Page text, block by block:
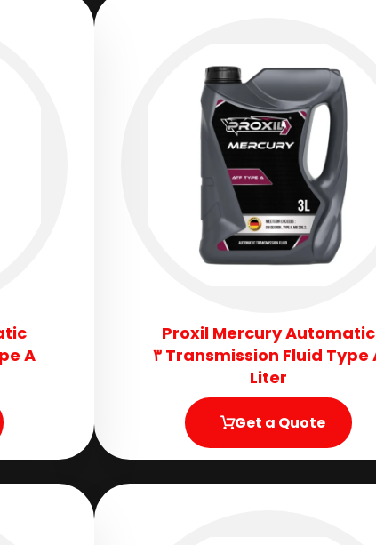
Proxil Mercury Automatic
Transmission Fluid​ Type A ٣
Liter
Get a Quote